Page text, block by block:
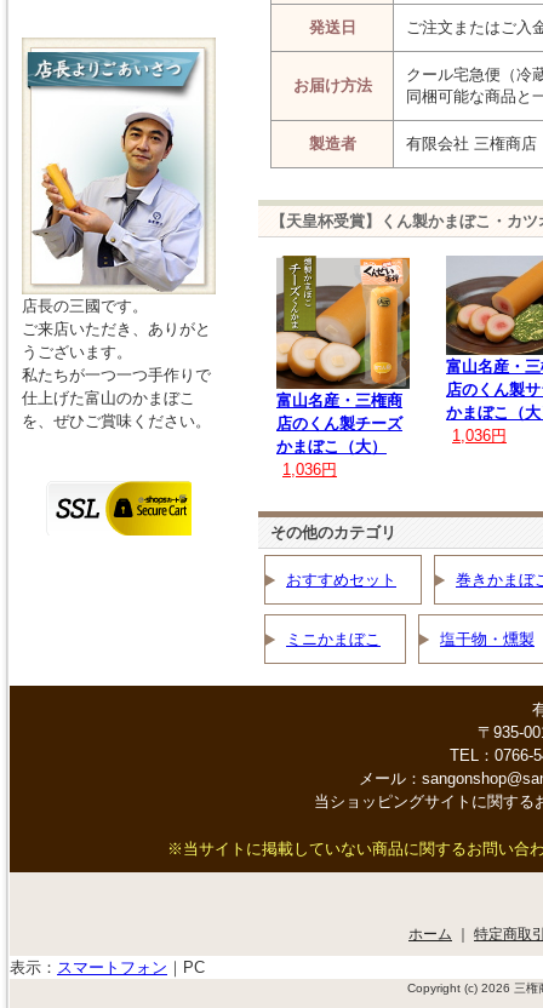
発送日 ご注文またはご入
お届け方法
クール宅急便（冷
同梱可能な商品と
製造者 有限会社 三権商店
【天皇杯受賞】くん製かまぼこ・カ
富山名産・三権商
店のくん製チーズ
かまぼこ（大）
1,036円
富山名産・
店のくん製
かまぼこ（
1,036円
その他のカテゴリ
おすすめセット 巻きかまぼ
ミニかまぼこ 塩干物・燻製
店長の三國です。
ご来店いただき、ありがと
うございます。
私たちが一つ一つ手作りで
仕上げた富山のかまぼこ
を、ぜひご賞味ください。
〒935-
TEL：0766-
メール：
当ショッピングサイトに関す
※当サイトに掲載していない商品に関するお問い合
ホーム ｜ 特定商取
表示： スマートフォン ｜ PC
Copyright (c) 2026 三権